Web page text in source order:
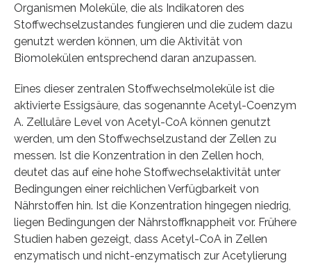
Organismen Moleküle, die als Indikatoren des
Stoffwechselzustandes fungieren und die zudem dazu
genutzt werden können, um die Aktivität von
Biomolekülen entsprechend daran anzupassen.
Eines dieser zentralen Stoffwechselmoleküle ist die
aktivierte Essigsäure, das sogenannte Acetyl-Coenzym
A. Zelluläre Level von Acetyl-CoA können genutzt
werden, um den Stoffwechselzustand der Zellen zu
messen. Ist die Konzentration in den Zellen hoch,
deutet das auf eine hohe Stoffwechselaktivität unter
Bedingungen einer reichlichen Verfügbarkeit von
Nährstoffen hin. Ist die Konzentration hingegen niedrig,
liegen Bedingungen der Nährstoffknappheit vor. Frühere
Studien haben gezeigt, dass Acetyl-CoA in Zellen
enzymatisch und nicht-enzymatisch zur Acetylierung